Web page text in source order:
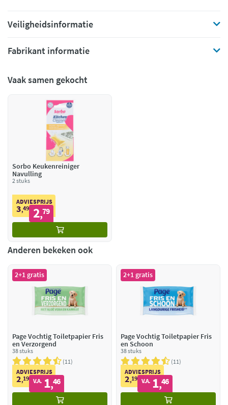
Veiligheidsinformatie
Fabrikant informatie
Vaak samen gekocht
Sorbo Keukenreiniger
Navulling
2 stuks
ADVIESPRIJS
3,49 2,79
Anderen bekeken ook
2+1 gratis
Page Vochtig Toiletpapier Fris
en Verzorgend
38 stuks
11
ADVIESPRIJS
2,19 V.A. 1,46
2+1 gratis
Page Vochtig Toiletpapier Fris
en Schoon
38 stuks
11
ADVIESPRIJS
2,19 V.A. 1,46